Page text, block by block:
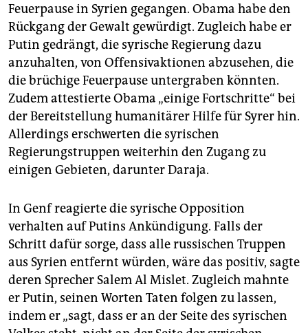
Feuerpause in Syrien gegangen. Obama habe den
Rückgang der Gewalt gewürdigt. Zugleich habe er
Putin gedrängt, die syrische Regierung dazu
anzuhalten, von Offensivaktionen abzusehen, die
die brüchige Feuerpause untergraben könnten.
Zudem attestierte Obama „einige Fortschritte“ bei
der Bereitstellung humanitärer Hilfe für Syrer hin.
Allerdings erschwerten die syrischen
Regierungstruppen weiterhin den Zugang zu
einigen Gebieten, darunter Daraja.
In Genf reagierte die syrische Opposition
verhalten auf Putins Ankündigung. Falls der
Schritt dafür sorge, dass alle russischen Truppen
aus Syrien entfernt würden, wäre das positiv, sagte
deren Sprecher Salem Al Mislet. Zugleich mahnte
er Putin, seinen Worten Taten folgen zu lassen,
indem er „sagt, dass er an der Seite des syrischen